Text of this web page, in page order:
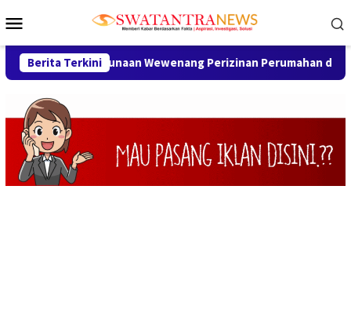
ke
Mobile
Berita TerkiniWewenang Perizinan Perumahan di